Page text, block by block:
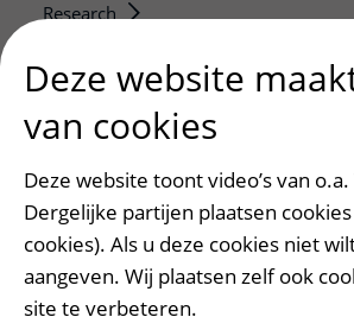
Research
Research groups
Researchers
Verwijzers
Mijn patiënt verwijzen
Teleconsult aanvragen
Diagnostiek aanvragen
Deze website
van cookies
Deze website toont video’s van
Dergelijke partijen plaatsen
cookies). Als u deze cookies niet
aangeven. Wij plaatsen zelf ook
site te verbeteren.